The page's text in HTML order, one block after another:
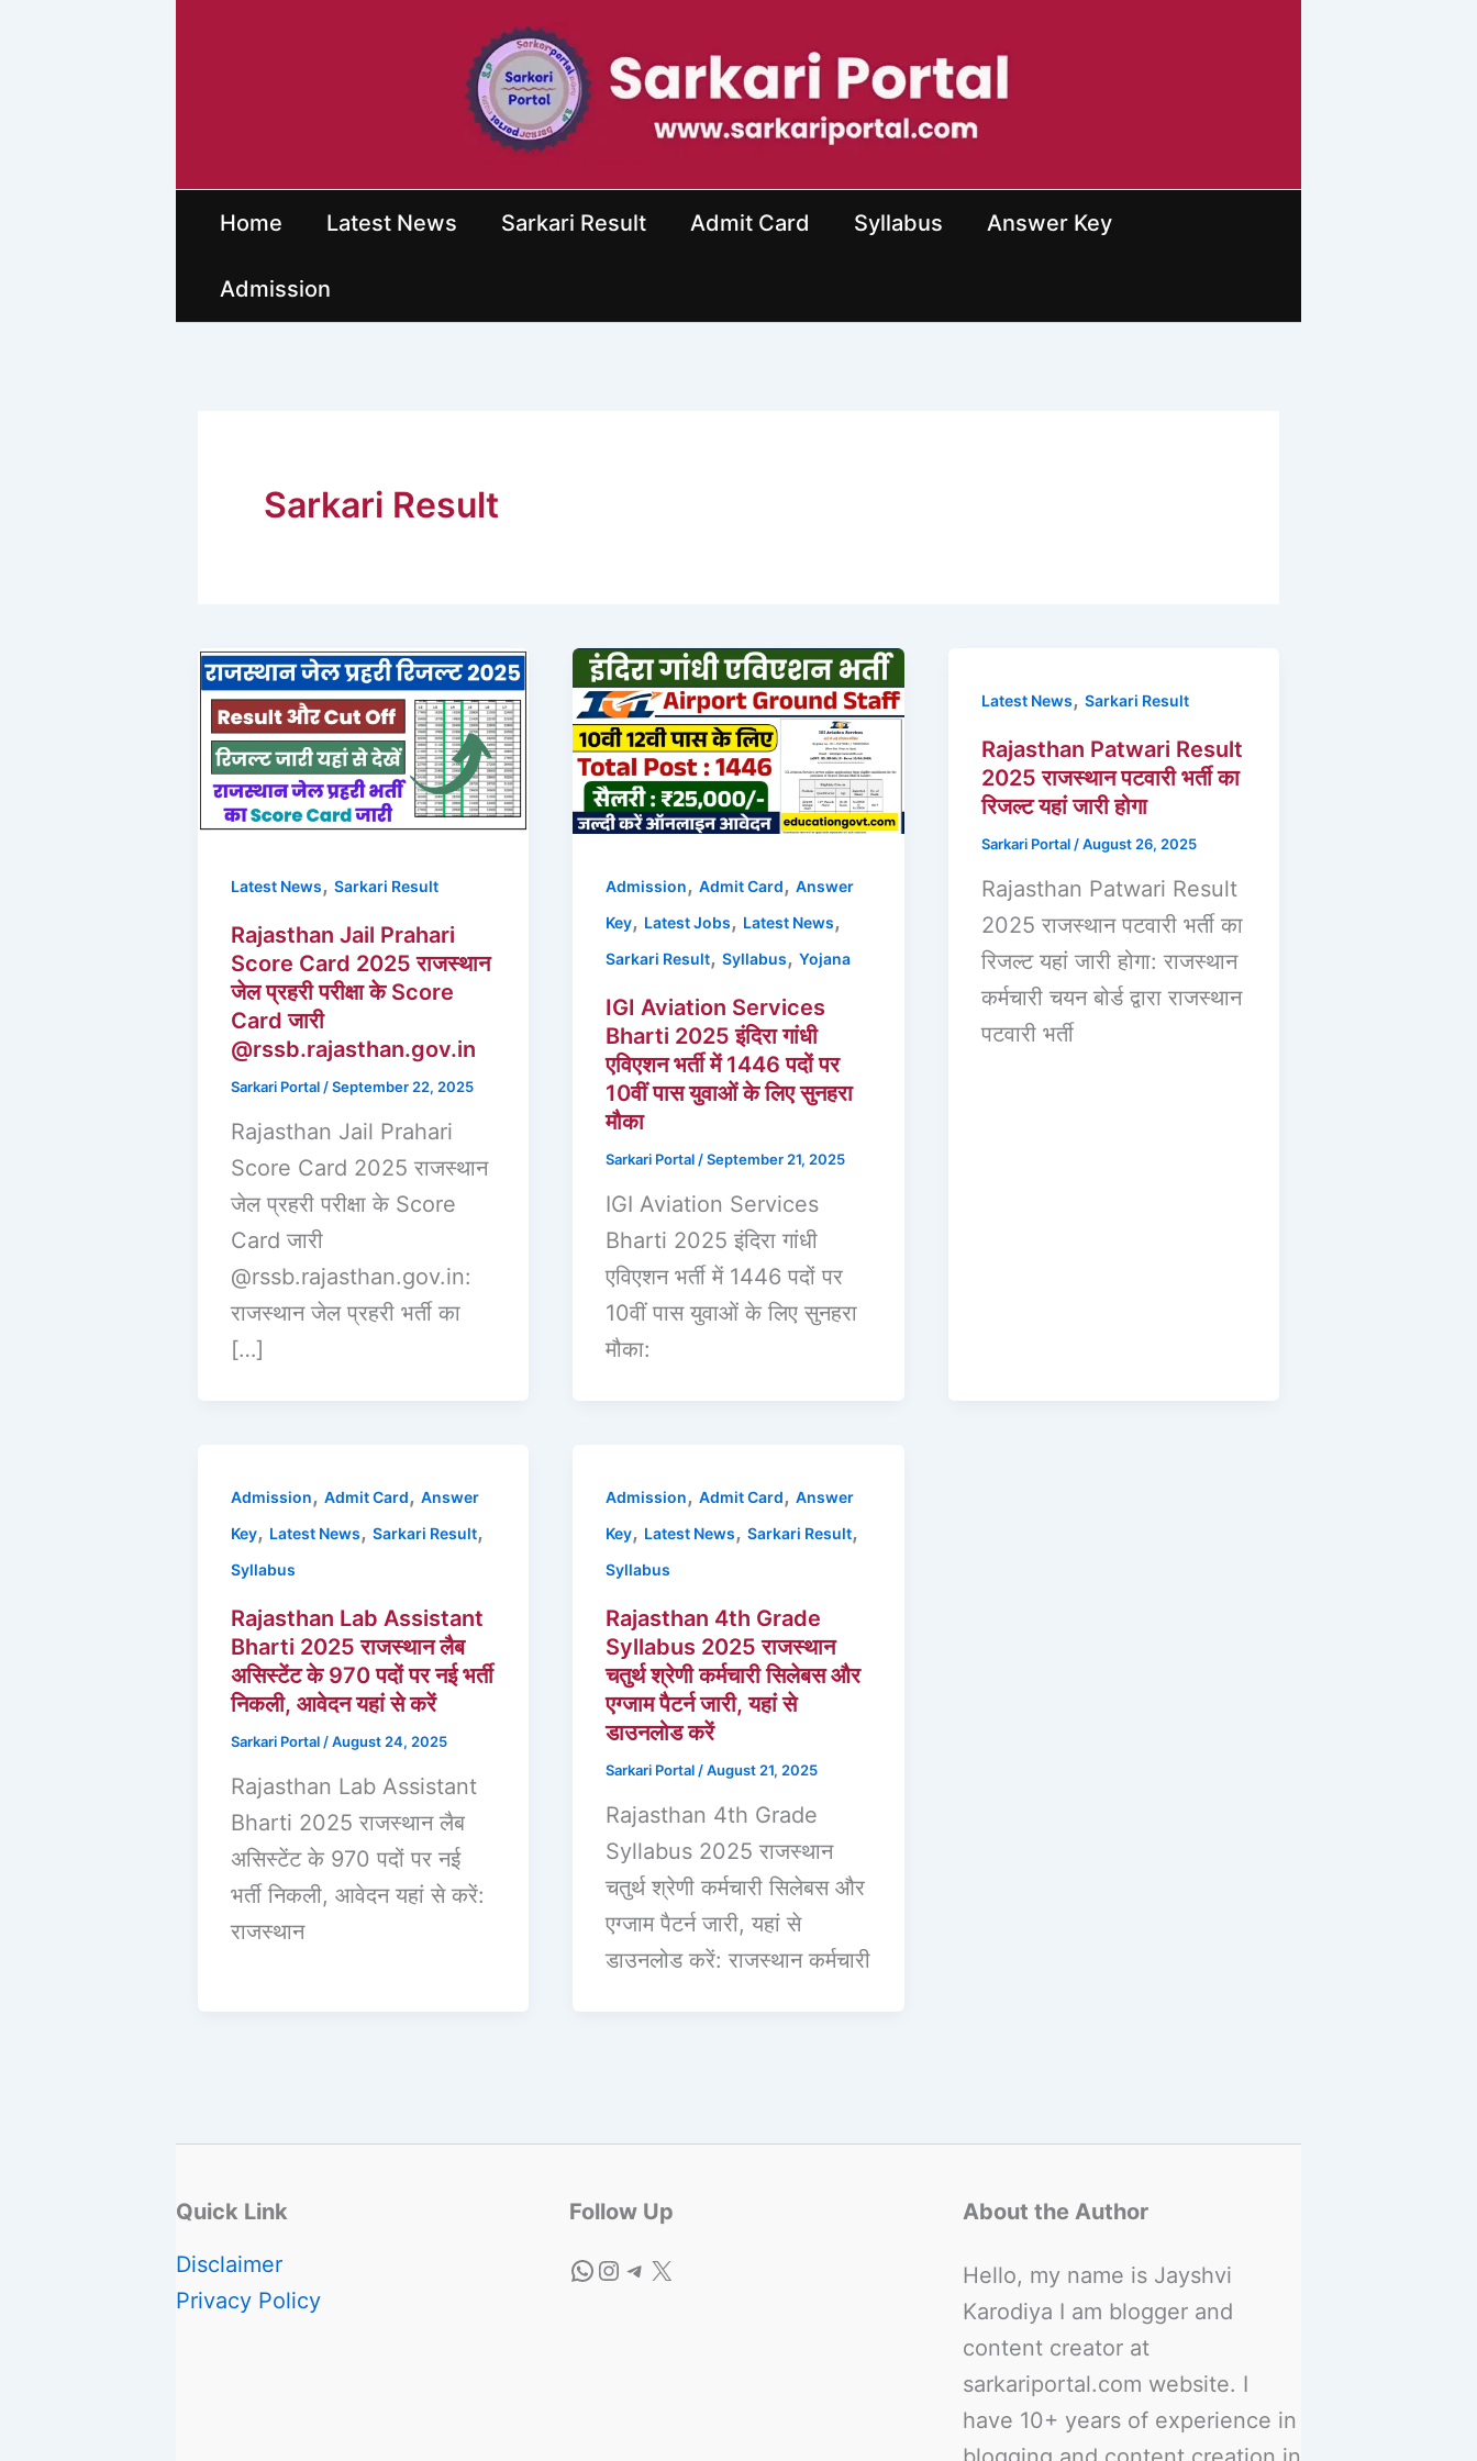
Home Latest News Sarkari Result Admit Card Syllabus Answer Key
Admission
Sarkari Result
Latest News, Sarkari Result
Rajasthan Jail Prahari
Score Card 2025 राजस्थान
जेल प्रहरी परीक्षा के Score
Card जारी
@rssb.rajasthan.gov.in
Sarkari Portal/September 22, 2025
Rajasthan Jail Prahari
Score Card 2025 राजस्थान
जेल प्रहरी परीक्षा के Score
Card जारी
@rssb.rajasthan.gov.in:
राजस्थान जेल प्रहरी भर्ती का
[…]
Admission,Admit Card,Answer
Key, Latest Jobs, Latest News,
Sarkari Result,Syllabus,Yojana
IGI Aviation Services
Bharti 2025 इंदिरा गांधी
एविएशन भर्ती में 1446 पदों पर
10वीं पास युवाओं के लिए सुनहरा
मौका
Sarkari Portal/September 21, 2025
IGI Aviation Services
Bharti 2025 इंदिरा गांधी
एविएशन भर्ती में 1446 पदों पर
10वीं पास युवाओं के लिए सुनहरा
मौका:
Latest News, Sarkari Result
Rajasthan Patwari Result
2025 राजस्थान पटवारी भर्ती का
रिजल्ट यहां जारी होगा
Sarkari Portal /August 26, 2025
Rajasthan Patwari Result
2025 राजस्थान पटवारी भर्ती का
रिजल्ट यहां जारी होगा: राजस्थान
कर्मचारी चयन बोर्ड द्वारा राजस्थान
पटवारी भर्ती
Admission, Admit Card, Answer
Key, Latest News, Sarkari Result,
Syllabus
Rajasthan Lab Assistant
Bharti 2025 राजस्थान लैब
असिस्टेंट के 970 पदों पर नई भर्ती
निकली, आवेदन यहां से करें
Sarkari Portal /August 24, 2025
Rajasthan Lab Assistant
Bharti 2025 राजस्थान लैब
असिस्टेंट के 970 पदों पर नई
भर्ती निकली, आवेदन यहां से करें:
राजस्थान
Admission,Admit Card,Answer
Key, Latest News,Sarkari Result,
Syllabus
Rajasthan 4th Grade
Syllabus 2025 राजस्थान
चतुर्थ श्रेणी कर्मचारी सिलेबस और
एग्जाम पैटर्न जारी, यहां से
डाउनलोड करें
Sarkari Portal /August 21, 2025
Rajasthan 4th Grade
Syllabus 2025 राजस्थान
चतुर्थ श्रेणी कर्मचारी सिलेबस और
एग्जाम पैटर्न जारी, यहां से
डाउनलोड करें: राजस्थान कर्मचारी
Quick Link
Disclaimer
Privacy Policy
Follow Up About the Author
Hello, my name is Jayshvi
Karodiya I am blogger and
content creator at
sarkariportal.com website. I
have 10+ years of experience in